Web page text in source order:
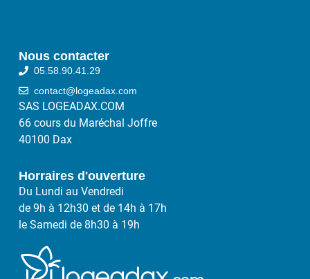
Nous contacter
05.58.90.41.29
contact@logeadax.com
SAS LOGEADAX.COM
66 cours du Maréchal Joffre
40100 Dax
Horraires d'ouverture
Du Lundi au Vendredi
de 9h à 12h30 et de 14h à 17h
le Samedi de 8h30 à 19h